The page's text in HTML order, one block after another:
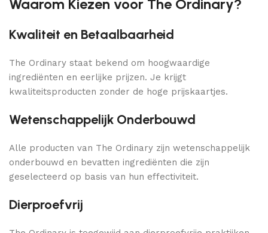
Waarom Kiezen voor The Ordinary?
Kwaliteit en Betaalbaarheid
The Ordinary staat bekend om hoogwaardige
ingrediënten en eerlijke prijzen. Je krijgt
kwaliteitsproducten zonder de hoge prijskaartjes.
Wetenschappelijk Onderbouwd
Alle producten van The Ordinary zijn wetenschappelijk
onderbouwd en bevatten ingrediënten die zijn
geselecteerd op basis van hun effectiviteit.
Dierproefvrij